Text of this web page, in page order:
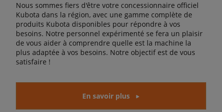
Nous sommes fiers d'être votre concessionnaire officiel
Kubota dans la région, avec une gamme complète de
produits Kubota disponibles pour répondre à vos
besoins. Notre personnel expérimenté se fera un plaisir
de vous aider à comprendre quelle est la machine la
plus adaptée à vos besoins. Notre objectif est de vous
satisfaire !
En savoir plus